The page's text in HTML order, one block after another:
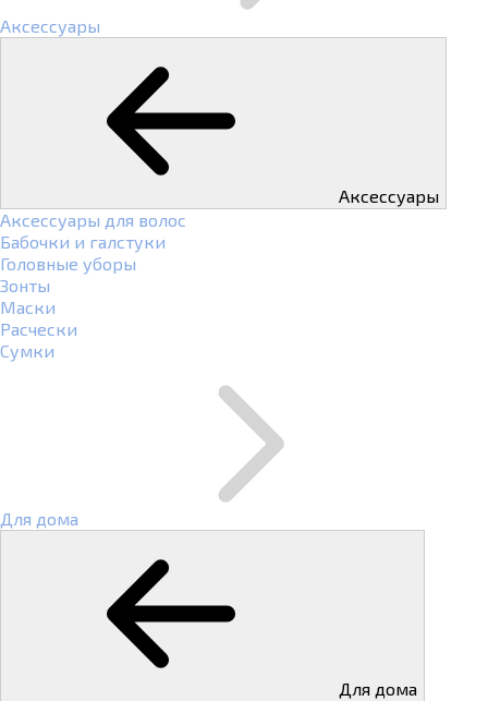
Аксессуары
Аксессуары
Аксессуары для волос
Бабочки и галстуки
Головные уборы
Зонты
Маски
Расчески
Сумки
Для дома
Для дома